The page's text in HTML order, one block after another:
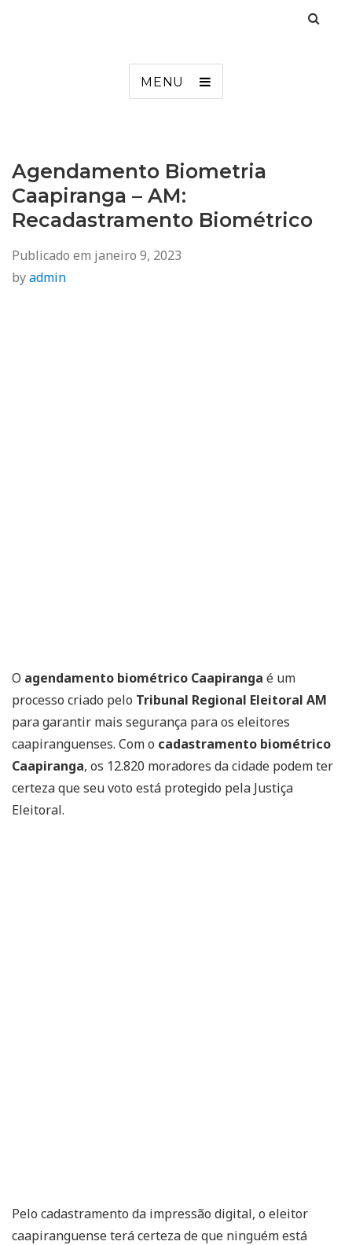
MENU
Agendamento Biometria
Caapiranga – AM:
Recadastramento Biométrico
Publicado em janeiro 9, 2023
byadmin
O agendamento biométrico Caapiranga é um
processo criado pelo Tribunal Regional Eleitoral AM
para garantir mais segurança para os eleitores
caapiranguenses. Com o cadastramento biométrico
Caapiranga, os 12.820 moradores da cidade podem ter
certeza que seu voto está protegido pela Justiça
Eleitoral.
Pelo cadastramento da impressão digital, o eleitor
caapiranguense terá certeza de que ninguém está